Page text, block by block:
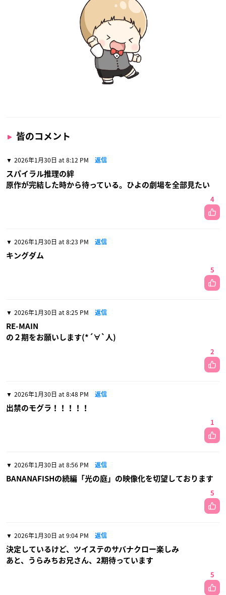
皆のコメント
2026年1月30日 at 8:12 PM 返信
スパイラル推理の絆
原作が完結した時から待っている。ひよの劇場を全部見たい
4
2026年1月30日 at 8:23 PM 返信
キングダム
5
2026年1月30日 at 8:25 PM 返信
RE-MAIN
の２期をお願いします(*´∀`人)
2
2026年1月30日 at 8:48 PM 返信
出禁のモグラ！！！！！
1
2026年1月30日 at 8:56 PM 返信
BANANAFISHの続編「光の庭」の映像化を切望しております
5
2026年1月30日 at 9:04 PM 返信
決定しているけど、ツイステのサバナクロー楽しみ
あと、うらみちお兄さん、2期待っています
5